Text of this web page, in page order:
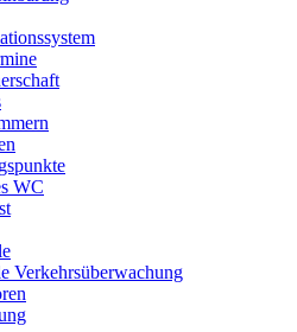
WC
Verkehrsüberwachung